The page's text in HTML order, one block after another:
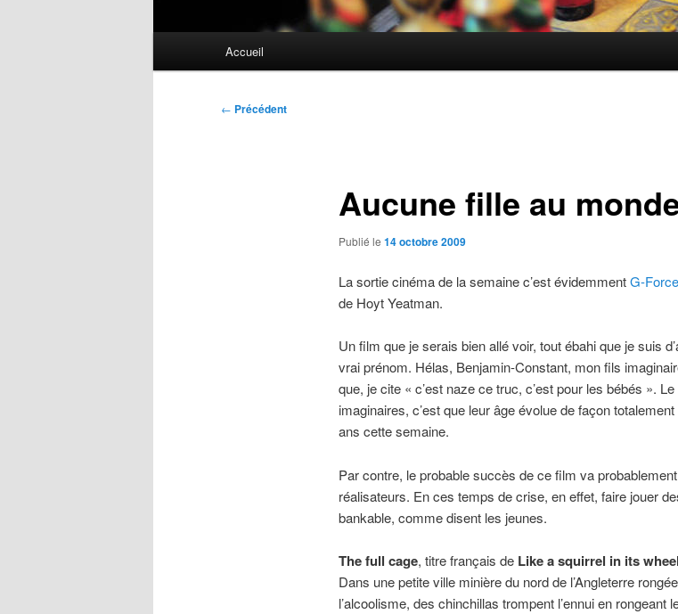
Accueil
Navigation
← Précédent
Aucune fille au
Publié le 14 octobre 2009
La sortie cinéma de la semaine c’est évidemmentG-
de Hoyt Yeatman.
Un film que je serais bien allé voir, tout ébahi que je suis
vrai prénom. Hélas, Benjamin-Constant, mon fils
que, je cite « c’est naze ce truc, c’est pour les bébés ».
imaginaires, c’est que leur âge évolue de façon
ans cette semaine.
Par contre, le probable succès de ce film va
réalisateurs. En ces temps de crise, en effet, faire jouer
bankable, comme disent les jeunes.
The full cage, titre français de Like a squirrel in its wheel
Dans une petite ville minière du nord de l’Angleterre
l’alcoolisme, des chinchillas trompent l’ennui en rongeant